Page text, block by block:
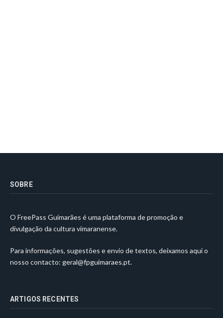
SOBRE
O FreePass Guimarães é uma plataforma de promoção e
divulgação da cultura vimaranense.
Para informações, sugestões e envio de textos, deixamos aqui o
nosso contacto: geral@fpguimaraes.pt.
ARTIGOS RECENTES